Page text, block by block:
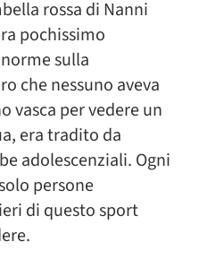
rossa di Nanni
pochissimo
sulla
che nessuno aveva
vasca per vedere un
era tradito da
adolescenziali. Ogni
persone
di questo sport